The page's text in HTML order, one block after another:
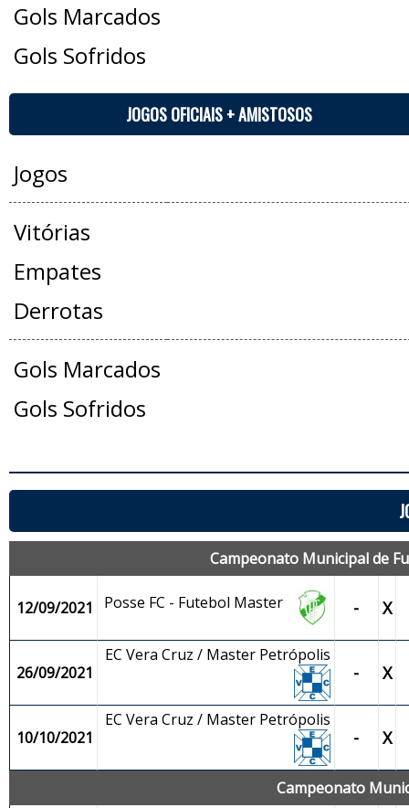
Gols Marcados
Gols Sofridos
JOGOS OFICIAIS + AMISTOSOS
Jogos
Vitórias
Empates
Derrotas
Gols Marcados
Gols Sofridos
Campeonato Municipal de
12/09/2021 Posse FC - Futebol Master - X
26/09/2021
EC Vera Cruz / Master Petrópolis
- X
10/10/2021
EC Vera Cruz / Master Petrópolis
- X
Campeonato